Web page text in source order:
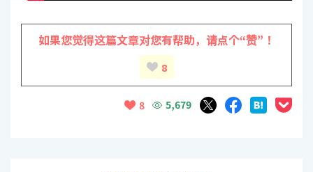
如果您觉得这篇文章对您有帮助， 请点个“赞”！
8
8 5,679